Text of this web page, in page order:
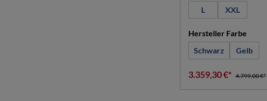
L
XXL
Hersteller Farbe
Schwarz
Gelb
3.359,30 €* 4.799,00 €*